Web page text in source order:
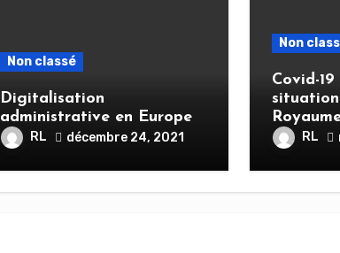
Non classé
Digitalisation
administrative en Europe
RL décembre 24, 2021
Non
Covid-
RL